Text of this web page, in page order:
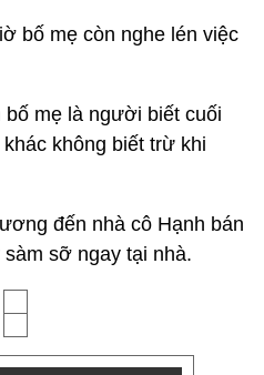
bố mẹ còn nghe lén việc
mẹ là người biết cuối
không biết trừ khi
đến nhà cô Hạnh bán
sỡ ngay tại nhà.